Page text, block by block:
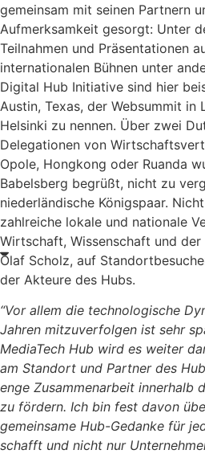
gemeinsam mit seinen Partnern
Aufmerksamkeit gesorgt: Unter
Teilnahmen und Präsentationen
internationalen Bühnen unter
Digital Hub Initiative sind hier
Austin, Texas, der Websummit in
Helsinki zu nennen. Über zwei
Delegationen von
Opole, Hongkong oder Ruanda
Babelsberg begrüßt, nicht zu
niederländische Königspaar.
zahlreiche lokale und nationale
Wirtschaft, Wissenschaft und
Olaf Scholz, auf
der Akteure des Hubs.
“Vor allem die technologische
Jahren mitzuverfolgen ist sehr
MediaTech Hub wird es weiter
am Standort und Partner des
enge Zusammenarbeit innerhalb
zu fördern. Ich bin fest davon
gemeinsame Hub-Gedanke für
schafft und nicht nur